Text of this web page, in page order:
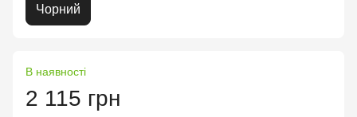
Чорний
В наявності
2 115 грн